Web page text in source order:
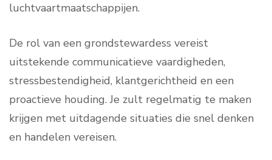
luchtvaartmaatschappijen.
De rol van een grondstewardess vereist
uitstekende communicatieve vaardigheden,
stressbestendigheid, klantgerichtheid en een
proactieve houding. Je zult regelmatig te maken
krijgen met uitdagende situaties die snel denken
en handelen vereisen.